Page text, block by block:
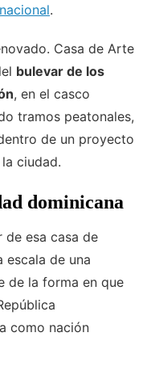
.
Casa de Arte
bulevar de los
, en el casco
tramos peatonales,
de un proyecto
ciudad.
dominicana
esa casa de
escala de una
de la forma en que
como nación